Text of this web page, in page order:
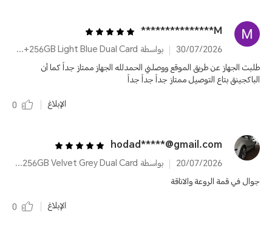
M***************
30/07/2026
بواسطة HONOR X8d 8GB+256GB Light Blue Dual Card
طلبت الجهاز عن طريق الموقع ووصلني الحمدلله الجهاز ممتاز جداً كما أن
الباكجينق بتاع التوصيل ممتاز جداً جداً جداً
الإبلاغ
0
hodad*****@gmail.com
20/07/2026
بواسطة HONOR X8d 8GB+256GB Velvet Grey Dual Card
جوال في قمة الروعة والاناقة
الإبلاغ
0